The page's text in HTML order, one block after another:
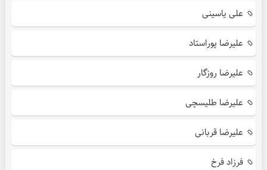
علی یاسینی
علیرضا پوراستاد
علیرضا روزگار
علیرضا طلیسچی
علیرضا قربانی
فرزاد فرخ